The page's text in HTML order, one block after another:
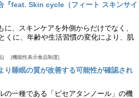
『feat. Skin cycle（フィート スキンサイ
、スキンケアを外側からだけでなく、
くに、年齢や生活習慣の変化により、肌
機能性表示食品制度
り睡眠の質が改善する可能性が確認され
の一種である「ピセアタンノール」の機